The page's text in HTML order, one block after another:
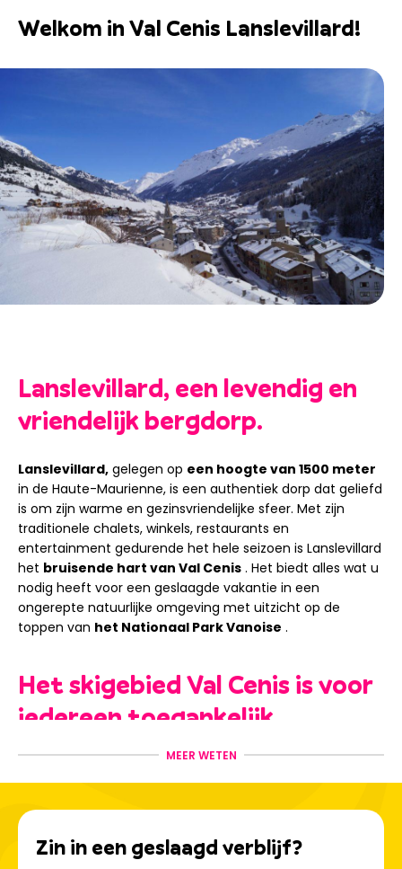
Welkom in Val Cenis Lanslevillard!
Lanslevillard, een levendig en
vriendelijk bergdorp.
Lanslevillard, gelegen op een hoogte van 1500 meter
in de Haute-Maurienne, is een authentiek dorp dat geliefd
is om zijn warme en gezinsvriendelijke sfeer. Met zijn
traditionele chalets, winkels, restaurants en
entertainment gedurende het hele seizoen is Lanslevillard
het bruisende hart van Val Cenis . Het biedt alles wat u
nodig heeft voor een geslaagde vakantie in een
ongerepte natuurlijke omgeving met uitzicht op de
toppen van het Nationaal Park Vanoise .
Het skigebied Val Cenis is voor
iedereen toegankelijk.
Vanuit Lanslevillard heb je gemakkelijk toegang tot het
skigebied Val Cenis, dat125 km aan pistesbiedt
over
die ideaal zijn om je vaardigheden te verbeteren tot
prachtige panoramische rode pistes zoals Arcelle of
MEER WETEN
Zin in een geslaagd verblijf?